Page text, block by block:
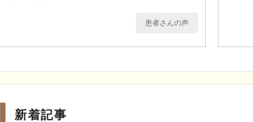
患者さんの声
新着記事